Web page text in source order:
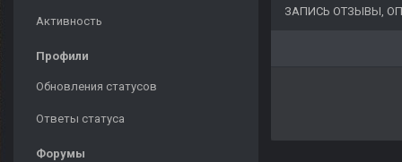
Активность
Профили
Обновления статусов
Ответы статуса
Форумы
ЗАПИСЬ ОТЗЫВЫ,